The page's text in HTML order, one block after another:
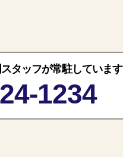
タッフが常駐しています
1234